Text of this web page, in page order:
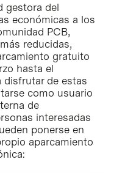
gestora del
económicas a los
PCB,
reducidas,
gratuito
hasta el
disfrutar de estas
como usuario
de
interesadas
ponerse en
aparcamiento